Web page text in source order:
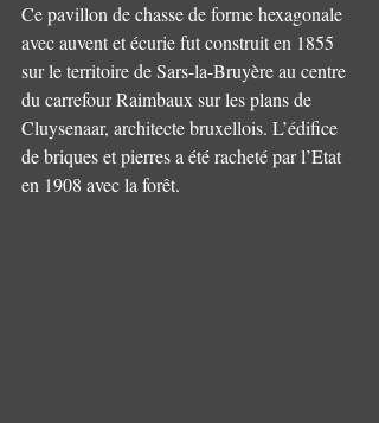
Ce pavillon de chasse de forme hexagonale
avec auvent et écurie fut construit en 1855
sur le territoire de Sars-la-Bruyère au centre
du carrefour Raimbaux sur les plans de
Cluysenaar, architecte bruxellois. L’édifice
de briques et pierres a été racheté par l’Etat
en 1908 avec la forêt.